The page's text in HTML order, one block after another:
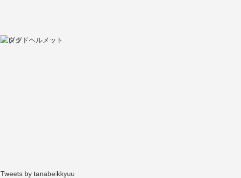
Tweets by tanabeikkyuu